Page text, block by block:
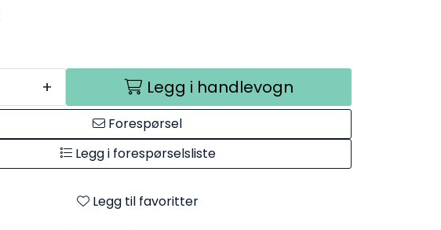
+ Legg i handlevogn
Forespørsel
Legg i forespørselsliste
Legg til favoritter